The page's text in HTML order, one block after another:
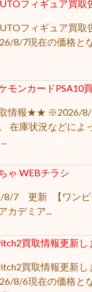
フィギュア買取
フィギュア買取
8/7現在の価格と
モンカードPSA10
情報★★ ※2026/8/7
在庫状況などによ
ゃ WEBチラシ
8/7 更新 【ワン
カデミア...
買取情報更新し
買取情報更新
8/6現在の価格と